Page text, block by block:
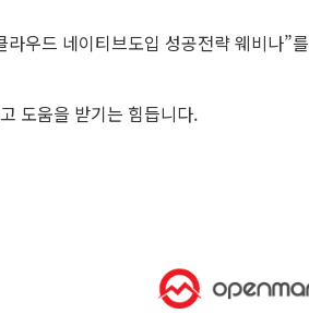
라우드 네이티브도입 성공전략웨비나”를
도움을 받기는 힘듭니다.